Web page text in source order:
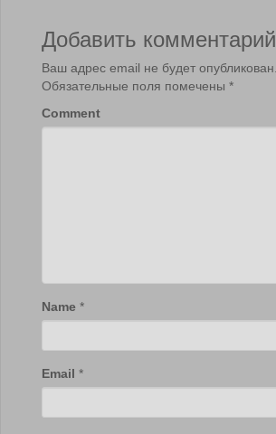
Добавить комментарий
Ваш адрес email не будет опубликован.
Обязательные поля помечены *
Comment
Name *
Email *